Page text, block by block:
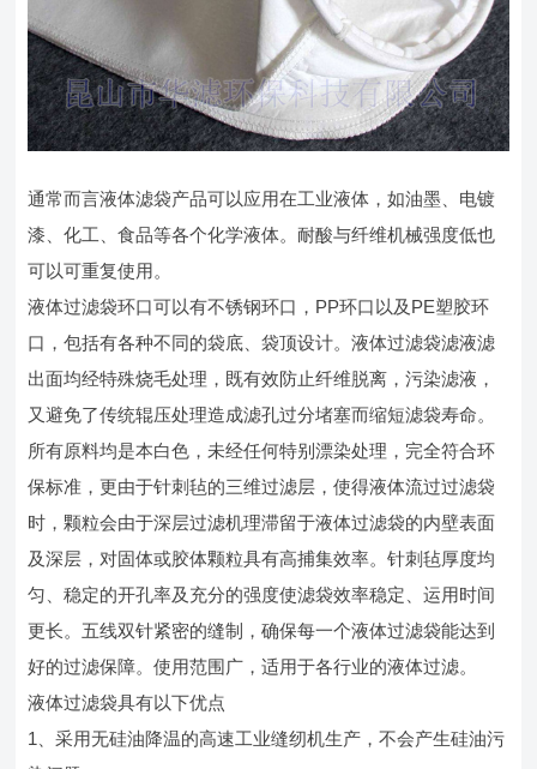
通常而言液体滤袋产品可以应用在工业液体，如油墨、电镀
漆、化工、食品等各个化学液体。耐酸与纤维机械强度低也
可以可重复使用。
液体过滤袋环口可以有不锈钢环口，PP环口以及PE塑胶环
口，包括有各种不同的袋底、袋顶设计。液体过滤袋滤液滤
出面均经特殊烧毛处理，既有效防止纤维脱离，污染滤液，
又避免了传统辊压处理造成滤孔过分堵塞而缩短滤袋寿命。
所有原料均是本白色，未经任何特别漂染处理，完全符合环
保标准，更由于针刺毡的三维过滤层，使得液体流过过滤袋
时，颗粒会由于深层过滤机理滞留于液体过滤袋的内壁表面
及深层，对固体或胶体颗粒具有高捕集效率。针刺毡厚度均
匀、稳定的开孔率及充分的强度使滤袋效率稳定、运用时间
更长。五线双针紧密的缝制，确保每一个液体过滤袋能达到
好的过滤保障。使用范围广，适用于各行业的液体过滤。
液体过滤袋具有以下优点
1、采用无硅油降温的高速工业缝纫机生产，不会产生硅油污